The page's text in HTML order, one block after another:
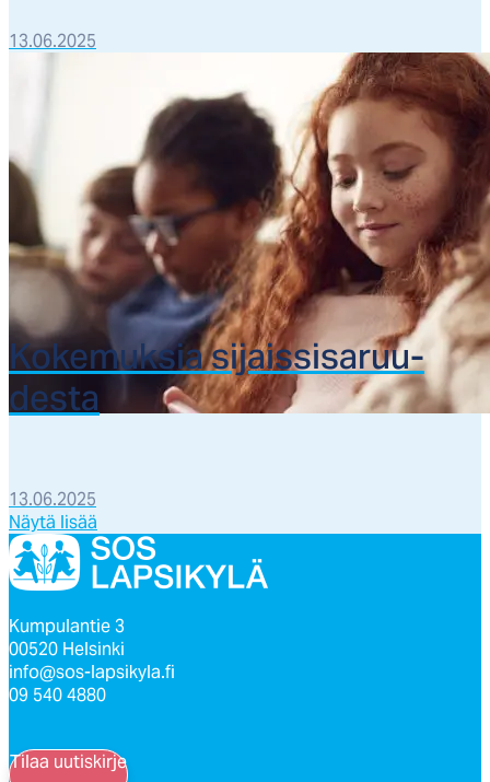
13.06.2025
Ko­ke­muk­sia si­jais­si­sa­ruu­
des­ta
13.06.2025
Näytä lisää
Kumpulantie 3
00520 Helsinki
info@sos-lapsikyla.fi
09 540 4880
Tilaa uutiskirje